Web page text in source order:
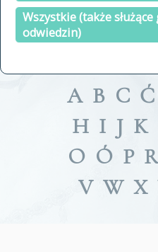
Wszystkie (także
odwiedzin)
a
A B C Ć
H I J K
O Ó P R
V W X